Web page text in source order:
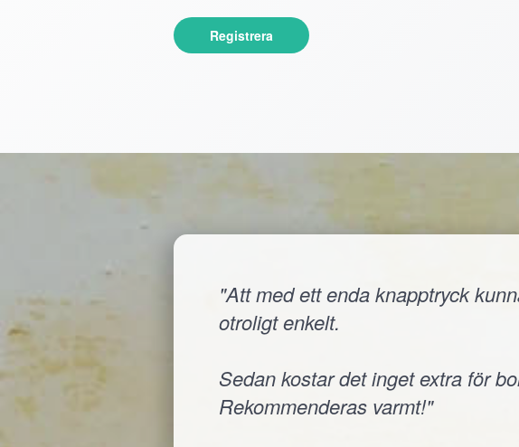
Registrera
"Att med ett enda knapptryck
otroligt enkelt.
Sedan kostar det inget extra för
Rekommenderas varmt!"